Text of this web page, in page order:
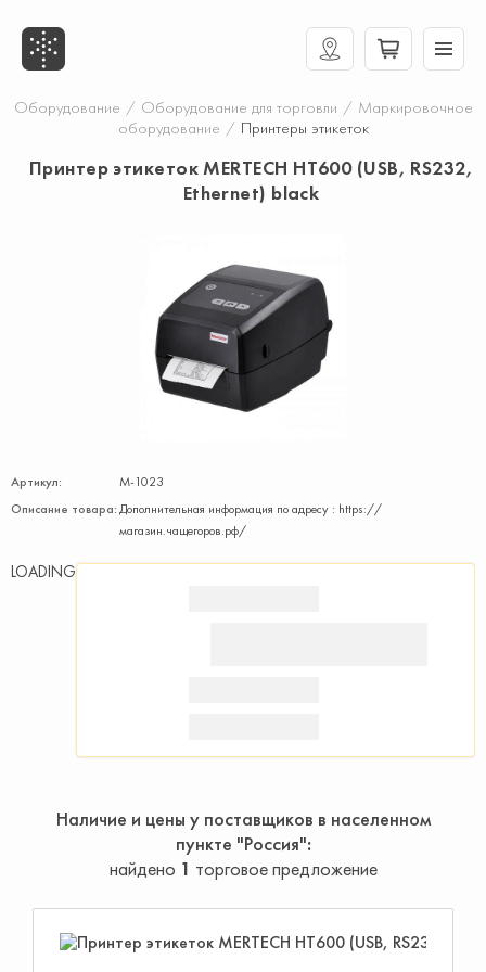
Оборудование / Оборудование для торговли / Маркировочное
оборудование / Принтеры этикеток
Принтер этикеток MERTECH HT600 (USB, RS232,
Ethernet) black
Артикул:
М-1023
Описание товара:Дополнительная информация по адресу : https://
магазин.чащегоров.рф/
LOADING
Наличие и цены у поставщиков в населенном
пункте "Россия"
найдено 1 торговое предложение